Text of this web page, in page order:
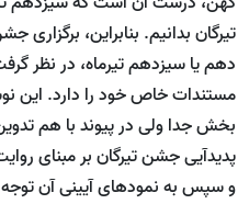
تیرگان بدانیم. بنابراین، برگزاری
دهم یا سیزدهم تیرماه، در نظر
مستندات خاص خود را دارد. این
بخش جدا ولی در پیوند با هم
پدیدآیی جشن تیرگان بر مبنای
و سپس به نمودهای آیینی آن